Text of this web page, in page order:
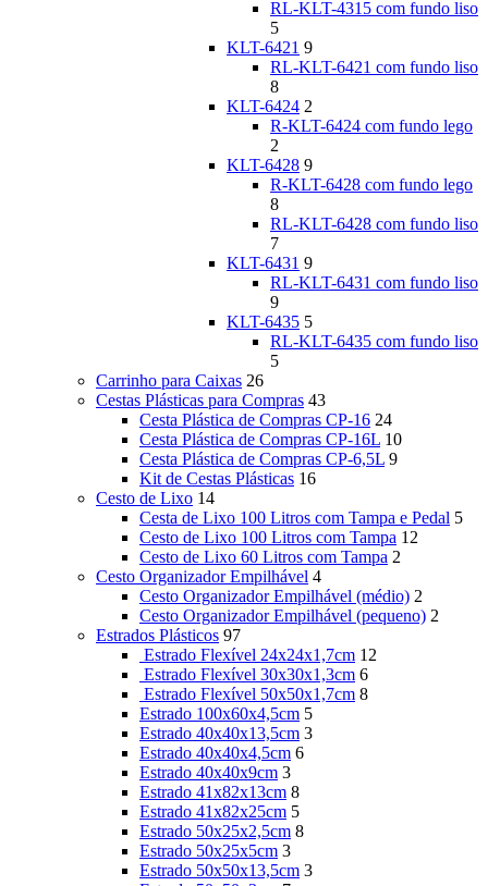
RL-KLT-4315 com fundo liso
5
KLT-6421 9
RL-KLT-6421 com fundo liso
8
KLT-6424 2
R-KLT-6424 com fundo lego
2
KLT-6428 9
R-KLT-6428 com fundo lego
8
RL-KLT-6428 com fundo liso
7
KLT-6431 9
RL-KLT-6431 com fundo liso
9
KLT-6435 5
RL-KLT-6435 com fundo liso
5
Carrinho para Caixas 26
Cestas Plásticas para Compras 43
Cesta Plástica de Compras CP-16 24
Cesta Plástica de Compras CP-16L 10
Cesta Plástica de Compras CP-6,5L 9
Kit de Cestas Plásticas 16
Cesto de Lixo 14
Cesta de Lixo 100 Litros com Tampa e Pedal 5
Cesto de Lixo 100 Litros com Tampa 12
Cesto de Lixo 60 Litros com Tampa 2
Cesto Organizador Empilhável 4
Cesto Organizador Empilhável (médio) 2
Cesto Organizador Empilhável (pequeno) 2
Estrados Plásticos 97
Estrado Flexível 24x24x1,7cm 12
Estrado Flexível 30x30x1,3cm 6
Estrado Flexível 50x50x1,7cm 8
Estrado 100x60x4,5cm 5
Estrado 40x40x13,5cm 3
Estrado 40x40x4,5cm 6
Estrado 40x40x9cm 3
Estrado 41x82x13cm 8
Estrado 41x82x25cm 5
Estrado 50x25x2,5cm 8
Estrado 50x25x5cm 3
Estrado 50x50x13,5cm 3